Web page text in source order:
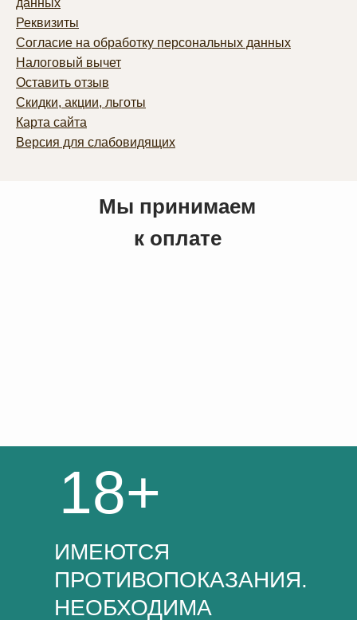
данных
Реквизиты
Согласие на обработку персональных данных
Налоговый вычет
Оставить отзыв
Скидки, акции, льготы
Карта сайта
Версия для слабовидящих
Мы принимаем
к оплате
ИМЕЮТСЯ
ПРОТИВОПОКАЗАНИЯ.
НЕОБХОДИМА
18+